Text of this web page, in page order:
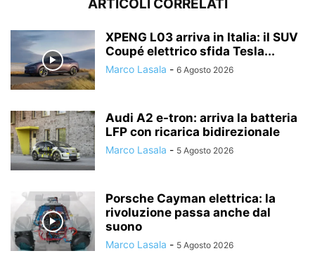
ARTICOLI CORRELATI
XPENG L03 arriva in Italia: il SUV
Coupé elettrico sfida Tesla...
Marco Lasala - 6 Agosto 2026
Audi A2 e-tron: arriva la batteria
LFP con ricarica bidirezionale
Marco Lasala - 5 Agosto 2026
Porsche Cayman elettrica: la
rivoluzione passa anche dal
suono
Marco Lasala - 5 Agosto 2026